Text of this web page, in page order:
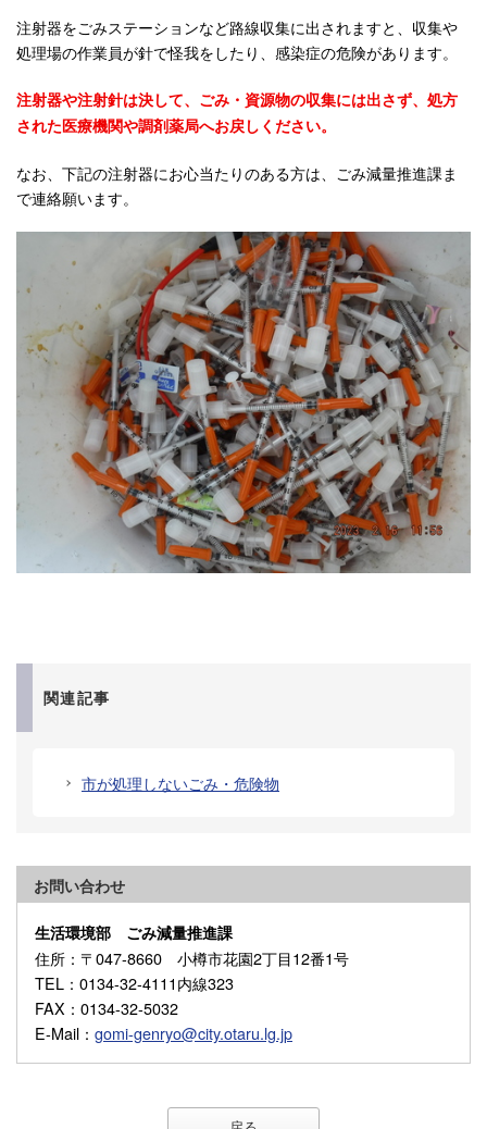
注射器をごみステーションなど路線収集に出されますと、収集や
処理場の作業員が針で怪我をしたり、感染症の危険があります。
注射器や注射針は決して、ごみ・資源物の収集には出さず、処方
された医療機関や調剤薬局へお戻しください。
なお、下記の注射器にお心当たりのある方は、ごみ減量推進課ま
で連絡願います。
関連記事
市が処理しないごみ・危険物
お問い合わせ
生活環境部 ごみ減量推進課
住所 ：〒047-8660 小樽市花園2丁目12番1号
TEL ：0134-32-4111内線323
FAX ：0134-32-5032
E-Mail ： gomi-genryo@city.otaru.lg.jp